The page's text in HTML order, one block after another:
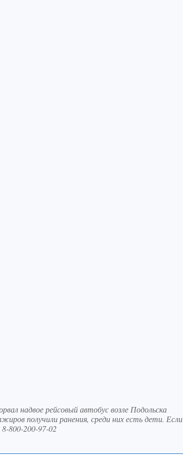
надвое рейсовый автобус возле Подольска
получили ранения, среди них есть дети.
800-200-97-02